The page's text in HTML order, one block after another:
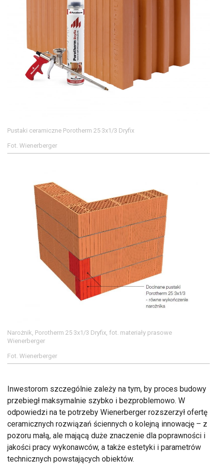
Pustaki ceramiczne Porotherm 25 3x1/3 Dryfix
Fot. Wienerberger
Narożnik, Porotherm 25 3x1/3 Dryfix, fot. materiały prasowe
Wienerberger
Fot. Wienerberger
Inwestorom szczególnie zależy na tym, by proces budowy
przebiegł maksymalnie szybko i bezproblemowo. W
odpowiedzi na te potrzeby Wienerberger rozszerzył ofertę
ceramicznych rozwiązań ściennych o kolejną innowację – z
pozoru małą, ale mającą duże znaczenie dla poprawności i
jakości pracy wykonawców, a także estetyki i parametrów
technicznych powstających obiektów.